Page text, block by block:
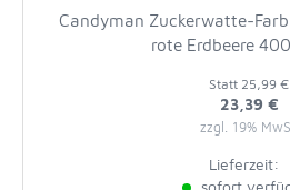
Candyman Zuckerwatte-
rote Erdbeere
Statt 25,99 €
23,39 €
zzgl. 19%
Lieferzeit:
sofort